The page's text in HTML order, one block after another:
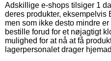
Adskillige e-shops tilsiger 1
deres produkter, eksempelvis
men som ikke desto mindre
bestille forud for et nøjagtigt
mulighed for at nå at få
lagerpersonalet drager